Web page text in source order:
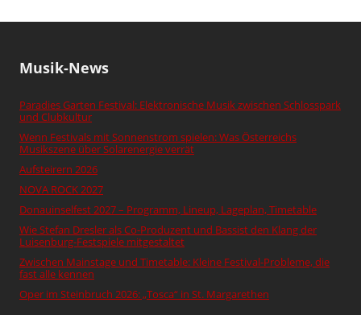
Musik-News
Paradies Garten Festival: Elektronische Musik zwischen Schlosspark
und Clubkultur
Wenn Festivals mit Sonnenstrom spielen: Was Österreichs
Musikszene über Solarenergie verrät
Aufsteirern 2026
NOVA ROCK 2027
Donauinselfest 2027 – Programm, Lineup, Lageplan, Timetable
Wie Stefan Dresler als Co-Produzent und Bassist den Klang der
Luisenburg-Festspiele mitgestaltet
Zwischen Mainstage und Timetable: Kleine Festival-Probleme, die
fast alle kennen
Oper im Steinbruch 2026: „Tosca“ in St. Margarethen